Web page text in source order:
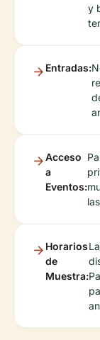
y
Entradas:
Acceso
a
Eventos:
Horarios
de
Muestra: